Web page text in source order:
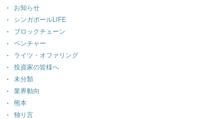
お知らせ
シンガポールLIFE
ブロックチェーン
ベンチャー
ライツ・オファリング
投資家の皆様へ
未分類
業界動向
熊本
独り言